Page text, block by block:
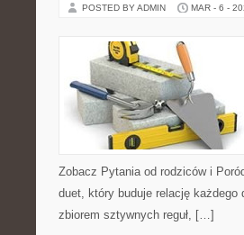
POSTED BY ADMIN MAR - 6 -
Zobacz Pytania od rodziców i
duet, który buduje relację
zbiorem sztywnych reguł, […]